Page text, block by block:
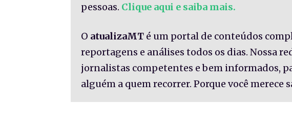
pessoas. Clique aqui e saiba mais.
O atualizaMT é um portal de conteúdos
reportagens e análises todos os dias. Nossa
jornalistas competentes e bem informados,
alguém a quem recorrer. Porque você merece